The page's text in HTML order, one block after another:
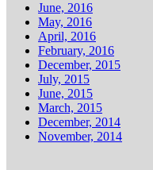
June, 2016
May, 2016
April, 2016
February, 2016
December, 2015
July, 2015
June, 2015
March, 2015
December, 2014
November, 2014